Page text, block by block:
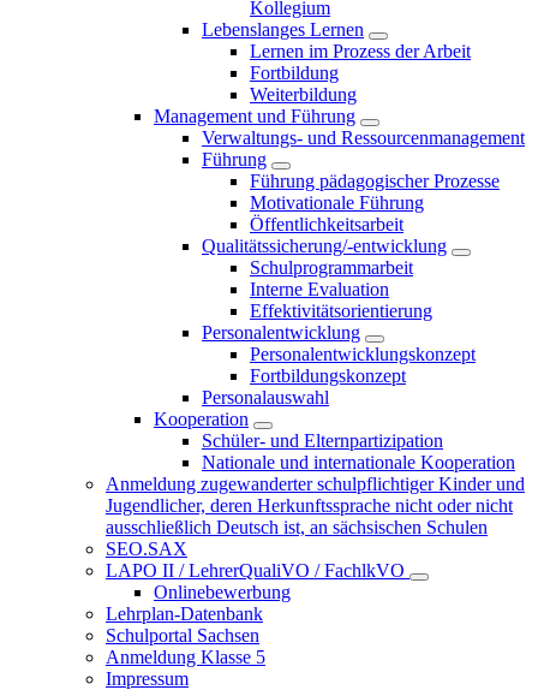
Kollegium
Lebenslanges Lernen
Lernen im Prozess der Arbeit
Fortbildung
Weiterbildung
Management und Führung
Verwaltungs- und Ressourcenmanagement
Führung
Führung pädagogischer Prozesse
Motivationale Führung
Öffentlichkeitsarbeit
Qualitätssicherung/-entwicklung
Schulprogrammarbeit
Interne Evaluation
Effektivitätsorientierung
Personalentwicklung
Personalentwicklungskonzept
Fortbildungskonzept
Personalauswahl
Kooperation
Schüler- und Elternpartizipation
Nationale und internationale Kooperation
Anmeldung zugewanderter schulpflichtiger Kinder und
Jugendlicher, deren Herkunftssprache nicht oder nicht
ausschließlich Deutsch ist, an sächsischen Schulen
SEO.SAX
LAPO II / LehrerQualiVO / FachlkVO
Onlinebewerbung
Lehrplan-Datenbank
Schulportal Sachsen
Anmeldung Klasse 5
Impressum